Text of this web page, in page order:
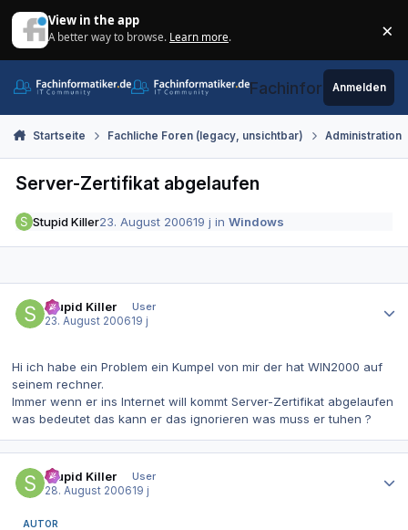
View in the app
A better way to browse. Learn more. ×
Fachinformatiker.de
Anmelden
Startseite Fachliche Foren (legacy, unsichtbar) Administration
Server-Zertifikat abgelaufen
Stupid Killer23. August 200619 j inWindows
Stupid Killer
User
23. August 200619 j
Hi ich habe ein Problem ein Kumpel von mir der hat WIN2000 auf
seinem rechner.
Immer wenn er ins Internet will kommt Server-Zertifikat abgelaufen
was bedeutet das kann er das ignorieren was muss er tuhen ?
Stupid Killer
User
28. August 200619 j
AUTOR